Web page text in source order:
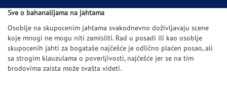
Sve o bahanalijama na jahtama
Osoblje na skupocenim jahtama svakodnevno doživljavaju scene
koje mnogi ne mogu niti zamisliti. Rad u posadi ili kao osoblje
skupocenih jahti za bogataše najčešće je odlično plaćen posao, ali
sa strogim klauzulama o poverljivosti, najčešće jer se na tim
brodovima zaista može svašta videti.